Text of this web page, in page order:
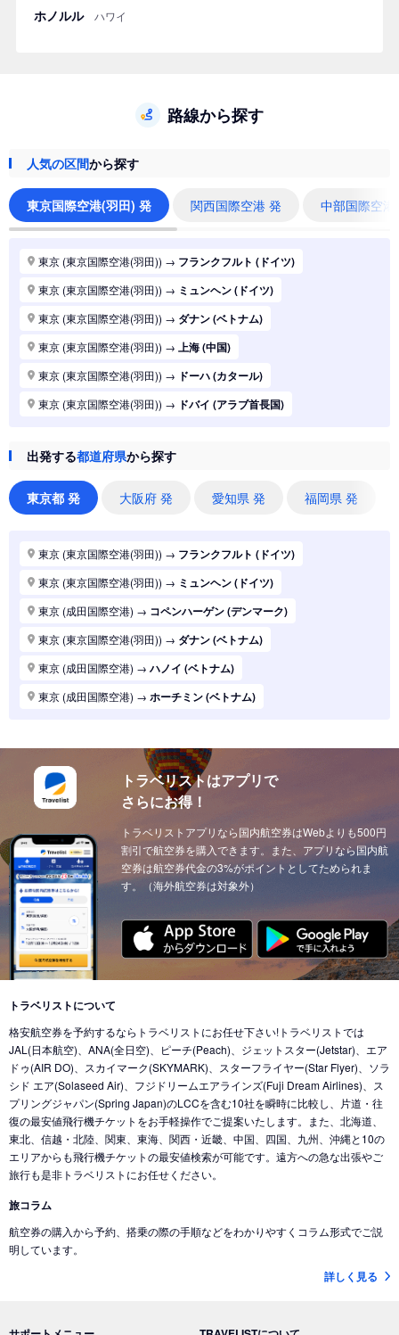
ホノルル ハワイ
路線から探す
人気の区間から探す
東京国際空港(羽田) 発 関西国際空港 発 中部国際空
東京 (東京国際空港(羽田)) → フランクフルト (ドイツ)
東京 (東京国際空港(羽田)) → ミュンヘン (ドイツ)
東京 (東京国際空港(羽田)) → ダナン (ベトナム)
東京 (東京国際空港(羽田)) → 上海 (中国)
東京 (東京国際空港(羽田)) → ドーハ (カタール)
東京 (東京国際空港(羽田)) → ドバイ (アラブ首長国)
東京 (東京国際空港(羽田))→
東京 (東京国際空港(羽田)) シドニー (オーストラリア)
東京 (東京国際空港(羽田))
東京 (東京国際空港(羽田)) パリ (フランス)
東京 (東京国際空港(羽田)) ハノイ (ベトナム)
東京 (東京国際空港(羽田)) マニラ (フィリピン)
東京 (東京国際空港(羽田)) シンガポール (シンガポール)
東京 (東京国際空港(羽田)) ロンドン (イギリス(英国))
東京 (東京国際空港(羽田)) ホーチミン (ベトナム)
東京 (東京国際空港(羽田))→台北 (台湾)
東京 (東京国際空港(羽田))→広州 (中国)
東京 (東京国際空港(羽田))→北京 (中国)
東京 (東京国際空港(羽田)) → サンフランシスコ (アメリカ)
東京 (東京国際空港(羽田))→ニューヨーク (アメリカ)
東京 (東京国際空港(羽田))→クアラルンプール (マレーシア)
東京 (東京国際空港(羽田))→ウィーン (オーストリア)
東京 (東京国際空港(羽田))→バンクーバー (カナダ)
東京 (東京国際空港(羽田)) → シカゴ (アメリカ)
東京 (東京国際空港(羽田))
東京 (東京国際空港(羽田))→ ロサンゼルス (アメリカ)
東京 (東京国際空港(羽田))→ ミネアポリス (アメリカ)
東京 (東京国際空港(羽田))→ トロント (カナダ)
東京 (東京国際空港(羽田))→コナ-ハワイ島 (ハワイ)
出発する都道府県から探す
東京都 発 大阪府 発 愛知県 発 福岡県 発
東京 (東京国際空港(羽田)) → フランクフルト (ドイツ)
東京 (東京国際空港(羽田)) → ミュンヘン (ドイツ)
東京 (成田国際空港) → コペンハーゲン (デンマーク)
東京 (東京国際空港(羽田)) → ダナン (ベトナム)
東京 (成田国際空港) → ハノイ (ベトナム)
東京 (成田国際空港) → ホーチミン (ベトナム)
東京 (東京国際空港(羽田))→ドーハ (カタール)
東京 (成田国際空港) →ドーハ (カタール)
東京 (成田国際空港) →アブダビ (アラブ首長国)
東京 (成田国際空港)→イスタンブール (トルコ)
東京 (成田国際空港)→ウィーン (オーストリア)
東京 (成田国際空港) チューリッヒ (スイス)
東京 (成田国際空港)→カイロ（エジプト） (エジプト)
東京 (成田国際空港) →北京 (中国) 東京 (成田国際空港)→香港 (香港)
東京 (成田国際空港)→デリー (インド)
東京 (東京国際空港(羽田))
東京 (成田国際空港) → ドバイ (アラブ首長国)
東京 (東京国際空港(羽田))→ジャカルタ (インドネシア)
東京 (成田国際空港) → バリ島 (インドネシア)
東京 (成田国際空港) →ナンディ（フィジー） (フィジー)
東京 (成田国際空港) →クアラルンプール (マレーシア)
東京 (成田国際空港)→コタキナバル (マレーシア)
東京 (東京国際空港(羽田))
東京 (成田国際空港)→ヌメア (ニューカレドニア)
トラベリストはアプリで
さらにお得！
トラベリストアプリなら国内航空券はWebよりも500円
割引で航空券を購入できます。また、アプリなら国内航
空券は航空券代金の3%がポイントとしてためられま
す。（海外航空券は対象外）
トラベリストについて
格安航空券を予約するならトラベリストにお任せ下さい!トラベリストでは
JAL(日本航空)、ANA(全日空)、ピーチ(Peach)、ジェットスター(Jetstar)、エア
ドゥ(AIR DO)、スカイマーク(SKYMARK)、スターフライヤー(Star Flyer)、ソラ
シド エア(Solaseed Air)、フジドリームエアラインズ(Fuji Dream Airlines)、ス
プリングジャパン(Spring Japan)のLCCを含む10社を瞬時に比較し、片道・往
復の最安値飛行機チケットをお手軽操作でご提案いたします。また、北海道、
東北、信越・北陸、関東、東海、関西・近畿、中国、四国、九州、沖縄と10の
エリアからも飛行機チケットの最安値検索が可能です。遠方への急な出張やご
旅行も是非トラベリストにお任せください。
旅コラム
航空券の購入から予約、搭乗の際の手順などをわかりやすくコラム形式でご説
明しています。
詳しく見る